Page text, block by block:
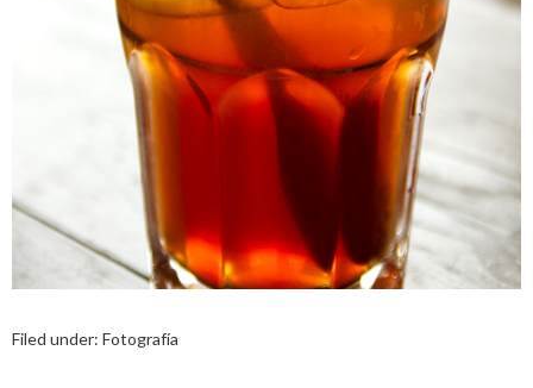
Filed under: Fotografía